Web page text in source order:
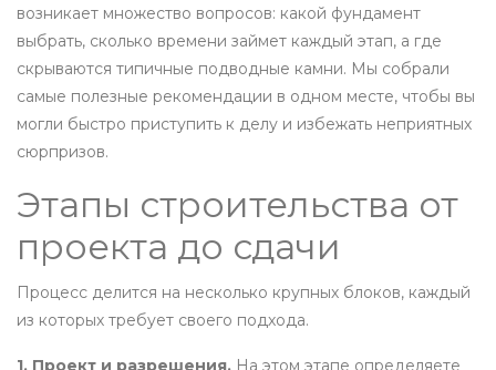
возникает множество вопросов: какой фундамент
выбрать, сколько времени займет каждый этап, а где
скрываются типичные подводные камни. Мы собрали
самые полезные рекомендации в одном месте, чтобы вы
могли быстро приступить к делу и избежать неприятных
сюрпризов.
Этапы строительства от
проекта до сдачи
Процесс делится на несколько крупных блоков, каждый
из которых требует своего подхода.
1. Проект и разрешения. На этом этапе определяете